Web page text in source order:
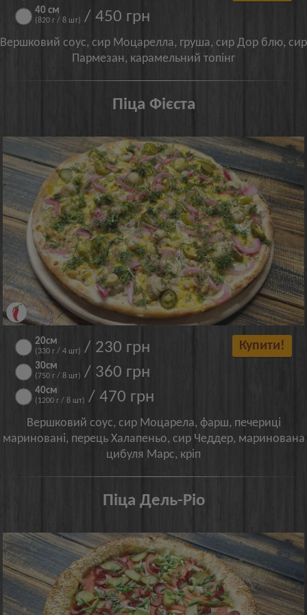
40 см
(820 г / 8 шт) / 450 грн
Вершковий соус, сир Моцарелла, груша, сир Дор блю, сир
Пармезан, карамельний топінг
Піца Фієста
20см
(330 г / 4 шт) / 230 грн
30см
(750 г / 8 шт) / 360 грн
40см
(1200 г / 8 шт) / 470 грн
Купити!
Вершковий соус, сир Моцарела, фарш, печериці
мариновані, перець Халапеньо, сир Чеддер, маринована
цибуля Марс, кріп
Піца Дель-Ріо